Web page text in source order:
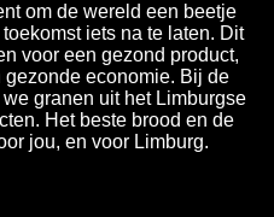
om de wereld een beetje
iets na te laten. Dit
voor een gezond product,
economie. Bij de
granen uit het Limburgse
Het beste brood en de
jou, en voor Limburg.